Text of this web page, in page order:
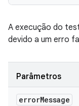
A execução do
devido a um erro
Parâmetros
errorMessage